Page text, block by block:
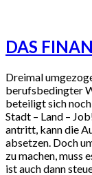
DAS
Dreimal
berufsbedingter
beteiligt sich
Stadt – Land –
antritt, kann die
absetzen. Doch
zu machen, muss
ist auch dann